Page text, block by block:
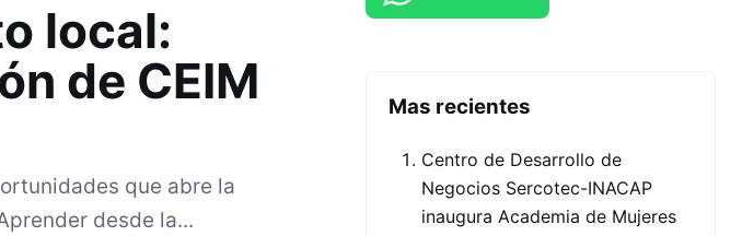
local:
de CEIM
que abre la
desde la...
Mas recientes
Centro de Desarrollo de
Negocios Sercotec-INACAP
inaugura Academia de Mujeres